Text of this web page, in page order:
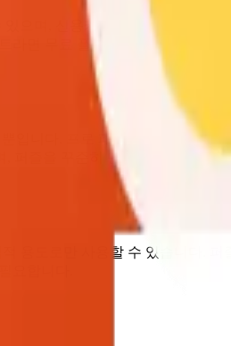
으며, 신용카드도 필요 없습니
라면 무료 플랜만으로도 충분합니
입니다. 프로 패스는 $5.99를 한
퍼즐을 꾸준히 만든다면 더 경제
용도로만 사용할 수 있습니다.
요합니다.